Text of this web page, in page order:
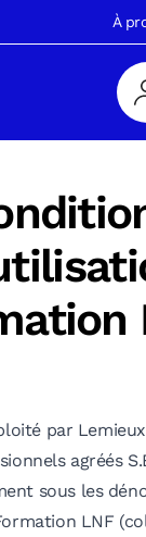
À
par
agréés
sous les
LNF